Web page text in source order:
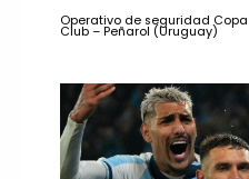
Operativo de seguridad
Club – Peñarol (Uruguay)